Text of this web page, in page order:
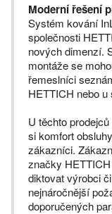
Moderní řešení
Systém kování
společnosti
nových dimenzí.
montáže se
řemeslníci
HETTICH nebo
U těchto
si komfort
zákazníci.
značky
diktovat výrobci
nejnáročnější
doporučených